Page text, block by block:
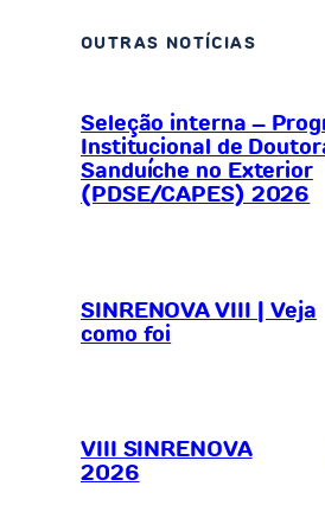
OUTRAS NOTÍCIAS
Seleção interna –
Institucional de
Sanduíche no Exterior
(PDSE/CAPES) 2026
SINRENOVA VIII | Veja
como foi
VIII SINRENOVA
2026